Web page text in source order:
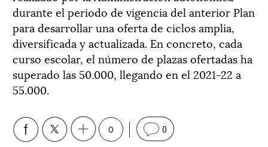
durante el periodo de vigencia del anterior Plan
para desarrollar una oferta de ciclos amplia,
diversificada y actualizada. En concreto, cada
curso escolar, el número de plazas ofertadas ha
superado las 50.000, llegando en el 2021-22 a
55.000.
0 0